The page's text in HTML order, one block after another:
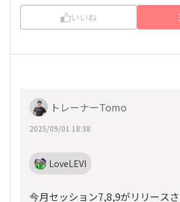
いいね
トレーナーTomo
2025/09/01 18:38
LoveLEVI
今月セッション7,8,9がリリース